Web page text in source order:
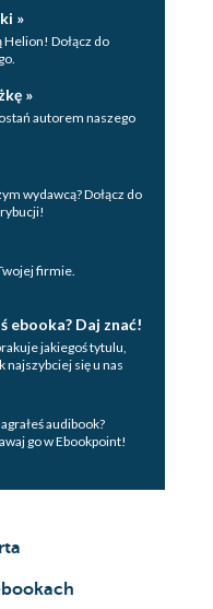
»
Helion! Dołącz do
»
autorem naszego
wydawcą? Dołącz do
firmie.
ebooka? Daj znać!
jakiegoś tytulu,
najszybciej się u nas
audibook?
go w Ebookpoint!